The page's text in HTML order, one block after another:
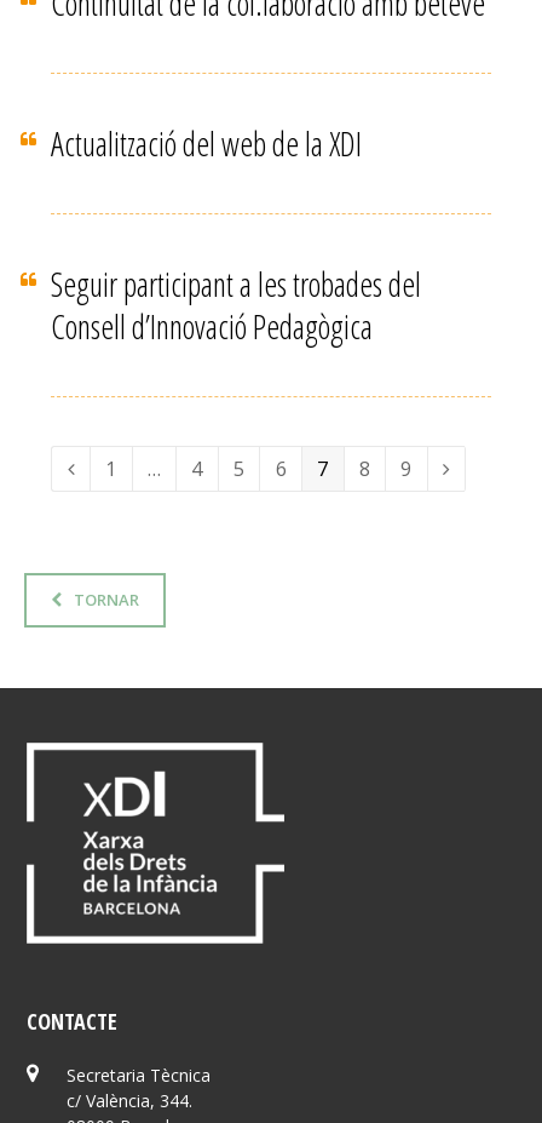
Actualització del web de la XDI
Seguir participant a les trobades del
Consell d’Innovació Pedagògica
Previous
Page
1 … Page
4 Page
5 Page
6 Page
7 Page
8 Page
9
TORNAR
CONTACTE
Secretaria Tècnica
c/ València, 344.